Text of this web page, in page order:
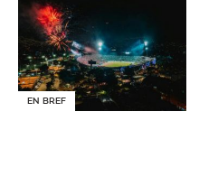
EN BREF